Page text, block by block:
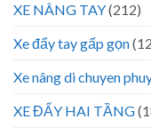
XE NÂNG TAY(212)
Xe đẩy tay gấp gọn
Xe nâng di chuyen
XE ĐẨY HAI TẦNG